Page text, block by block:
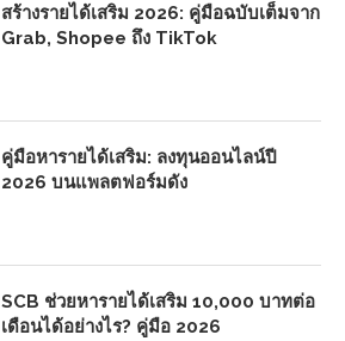
สร้างรายได้เสริม 2026: คู่มือฉบับเต็มจาก
Grab, Shopee ถึง TikTok
คู่มือหารายได้เสริม: ลงทุนออนไลน์ปี
2026 บนแพลตฟอร์มดัง
SCB ช่วยหารายได้เสริม 10,000 บาทต่อ
เดือนได้อย่างไร? คู่มือ 2026